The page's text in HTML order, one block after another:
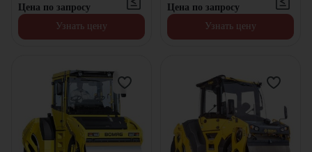
Цена по запросу
Узнать цену
Цена по запросу
Узнать цену